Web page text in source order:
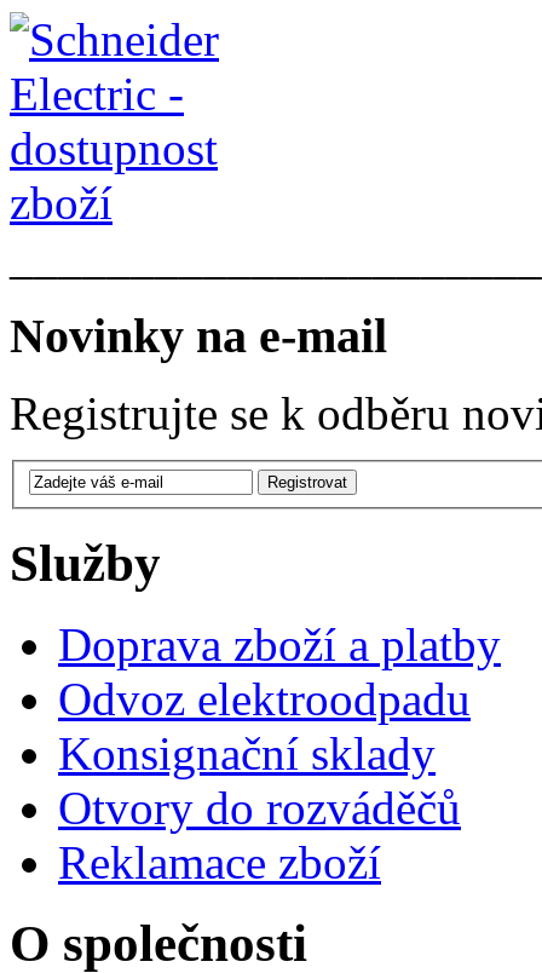
Novinky na e-mail
Registrujte se k odběru
Služby
Doprava zboží a platby
Odvoz elektroodpadu
Konsignační sklady
Otvory do rozváděčů
Reklamace zboží
O společnosti